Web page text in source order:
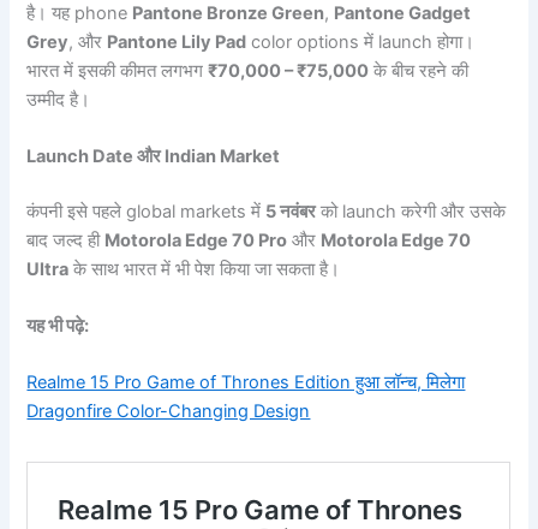
है। यह phone Pantone Bronze Green, Pantone Gadget
Grey, और Pantone Lily Pad color options में launch होगा।
भारत में इसकी कीमत लगभग₹70,000 – ₹75,000 के बीच रहने की
उम्मीद है।
Launch Date और Indian Market
कंपनी इसे पहले global markets में 5 नवंबरको launch करेगी और उसके
बाद जल्द ही Motorola Edge 70 Pro और Motorola Edge 70
Ultra के साथ भारत में भी पेश किया जा सकता है।
यह भी पढ़े:
Realme 15 Pro Game of Thrones Edition हुआ लॉन्च, मिलेगा
Dragonfire Color-Changing Design